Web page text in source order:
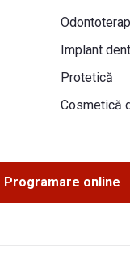
Implant
Protetică
Cosmetică
Programare online